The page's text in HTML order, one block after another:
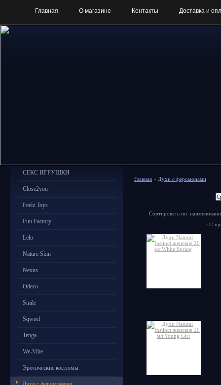
Главная О магазине Контакты Доставка и
СЕКС ИГРУШКИ
Close2you
Feelz Toys
Fun Factory
Lelo
Nature Skin
Nexus
Odeco
Smile
Sqweel
Tenga
We-Vibe
Эротические костюмы
Главная » Духи с феромонами
Сортировать по:
<<